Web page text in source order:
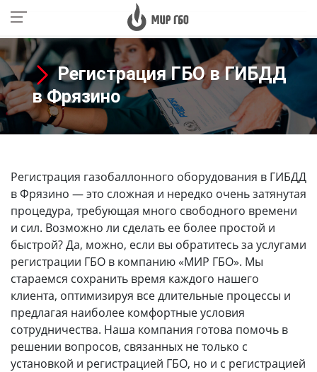
Регистрация ГБО в ГИБДД
в Фрязино
Регистрация газобаллонного оборудования в ГИБДД
в Фрязино — это сложная и нередко очень затянутая
процедура, требующая много свободного времени
и сил. Возможно ли сделать ее более простой и
быстрой? Да, можно, если вы обратитесь за услугами
регистрации ГБО в компанию «МИР ГБО». Мы
стараемся сохранить время каждого нашего
клиента, оптимизируя все длительные процессы и
предлагая наиболее комфортные условия
сотрудничества. Наша компания готова помочь в
решении вопросов, связанных не только с
установкой и регистрацией ГБО, но и с регистрацией